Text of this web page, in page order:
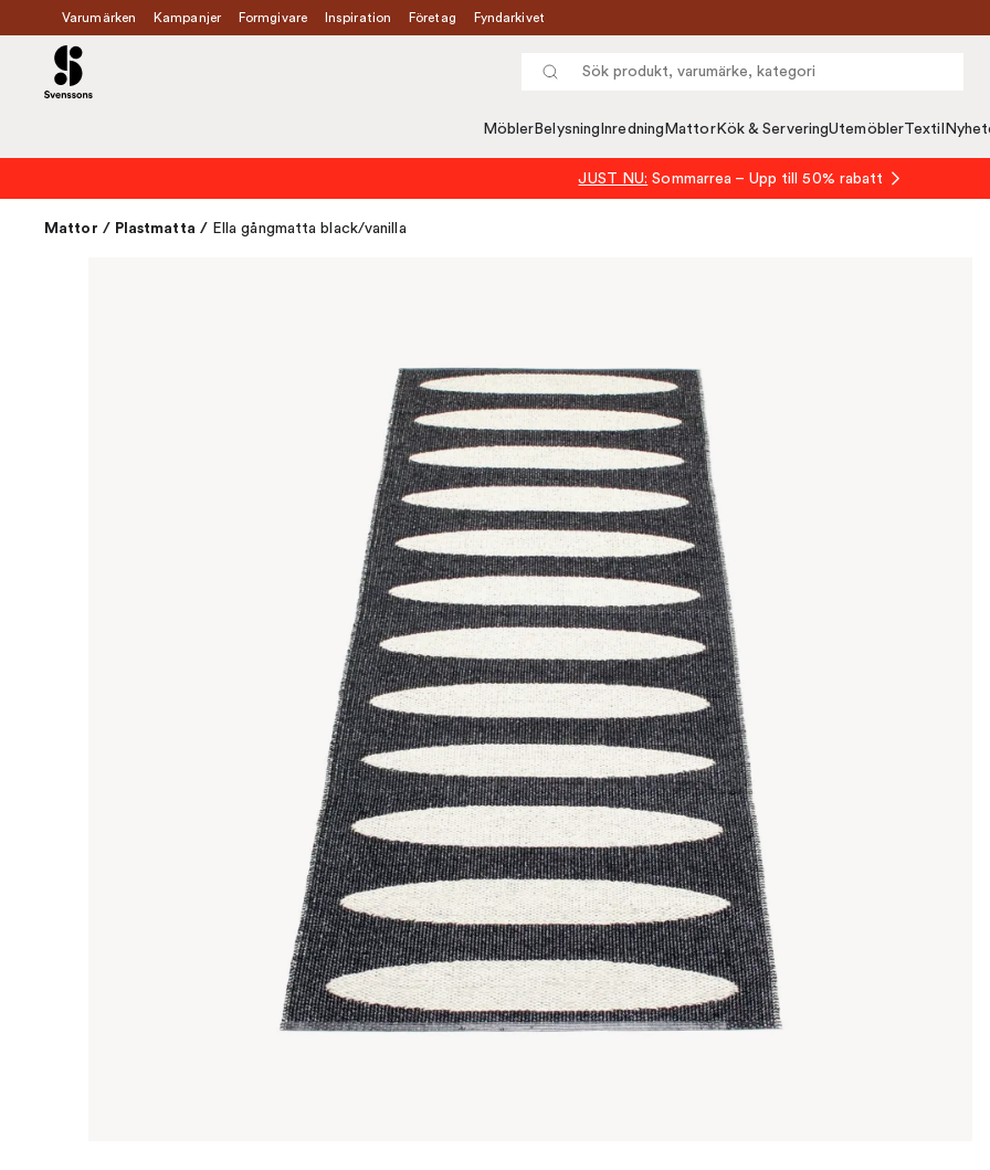
Varumärken Kampanjer Formgivare Inspiration Företag Fyndarkivet
Möbler Belysning Inredning MattorKök & ServeringUtemöblerTextil
JUST NU: Sommarrea – Upp till 50% rabatt
Mattor / Plastmatta / Ella gångmatta black/vanilla